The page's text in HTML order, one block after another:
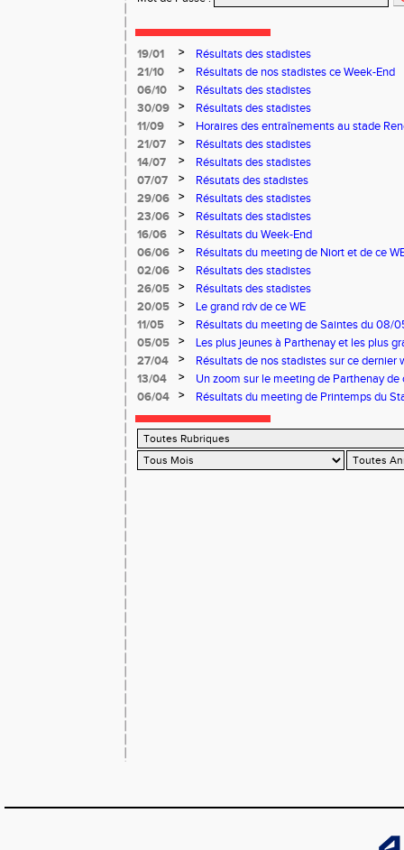
19/01 >
Résultats des stadistes
21/10
>
Résultats de nos stadistes ce Week-End
06/10
>
Résultats des stadistes
30/09
>
Résultats des stadistes
11/09
>
Horaires des entraînements au stade
21/07
>
Résultats des stadistes
14/07
>
Résultats des stadistes
07/07
>
Résutats des stadistes
29/06
>
Résultats des stadistes
23/06
>
Résultats des stadistes
16/06
>
Résultats du Week-End
06/06
>
Résultats du meeting de Niort et de ce
02/06
>
Résultats des stadistes
26/05
>
Résultats des stadistes
20/05
>
Le grand rdv de ce WE
11/05
>
Résultats du meeting de Saintes du 08/
Niort du 11/05/2025
05/05 >
Les plus jeunes à Parthenay et les plus
03 et 04 mai
27/04 >
Résultats de nos stadistes sur ce dernier
13/04
>
Un zoom sur le meeting de Parthenay
06/04
> Résultats du meeting de Printemps du